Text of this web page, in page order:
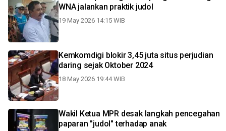
WNA jalankan praktik judol
19 May 2026 14:15 WIB
Kemkomdigi blokir 3,45 juta situs perjudian
daring sejak Oktober 2024
18 May 2026 19:44 WIB
Wakil Ketua MPR desak langkah pencegahan
paparan "judol" terhadap anak